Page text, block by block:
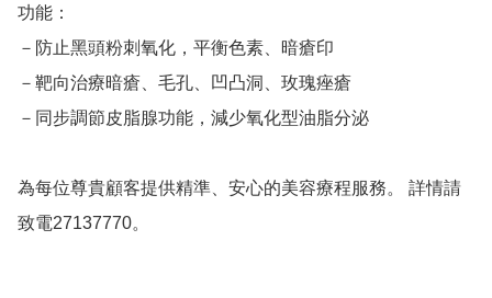
功能：
－防止黑頭粉刺氧化，平衡色素、暗瘡印
－靶向治療暗瘡、毛孔、凹凸洞、玫瑰痤瘡
－同步調節皮脂腺功能，減少氧化型油脂分泌
為每位尊貴顧客提供精準、安心的美容療程服務。 詳情請
致電27137770。